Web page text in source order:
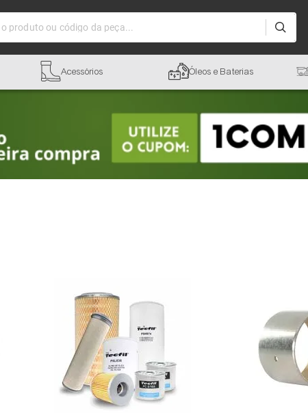
produto ou código da peça...
Acessórios Óleos e Baterias